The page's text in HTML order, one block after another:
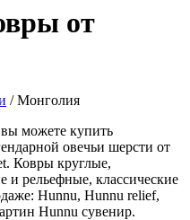
от
/ Монголия
можете купить
овечьи шерсти от
Ковры круглые,
и рельефные, классические
Hunnu, Hunnu relief,
Hunnu сувенир.